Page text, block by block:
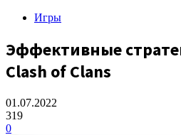
Игры
Эффективные
Clash of Clans
01.07.2022
319
0